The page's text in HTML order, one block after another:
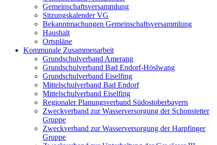
Gemeinschaftsversammlung
Sitzungskalender VG
Bekanntmachungen Gemeinschaftsversammlung
Haushalt
Ortspläne
Kommunale Zusammenarbeit
Grundschulverband Amerang
Grundschulverband Bad Endorf-Höslwang
Grundschulverband Eiselfing
Mittelschulverband Bad Endorf
Mittelschulverband Eiselfing
Regionaler Planungsverband Südostoberbayern
Zweckverband zur Wasserversorgung der Schonstetter
Gruppe
Zweckverband zur Wasserversorgung der Harpfinger
Gruppe